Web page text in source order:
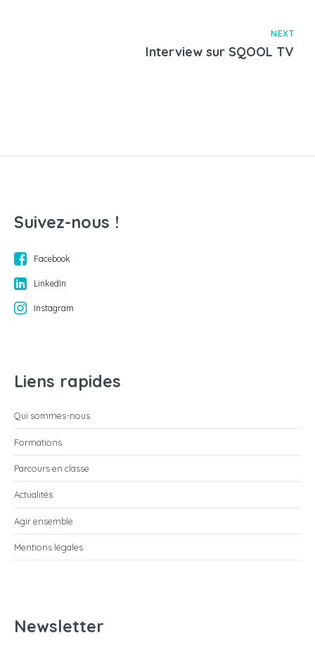
NEXT
Interview sur SQOOL TV
Suivez-nous !
Facebook
LinkedIn
Instagram
Liens rapides
Qui sommes-nous
Formations
Parcours en classe
Actualités
Agir ensemble
Mentions légales
Newsletter